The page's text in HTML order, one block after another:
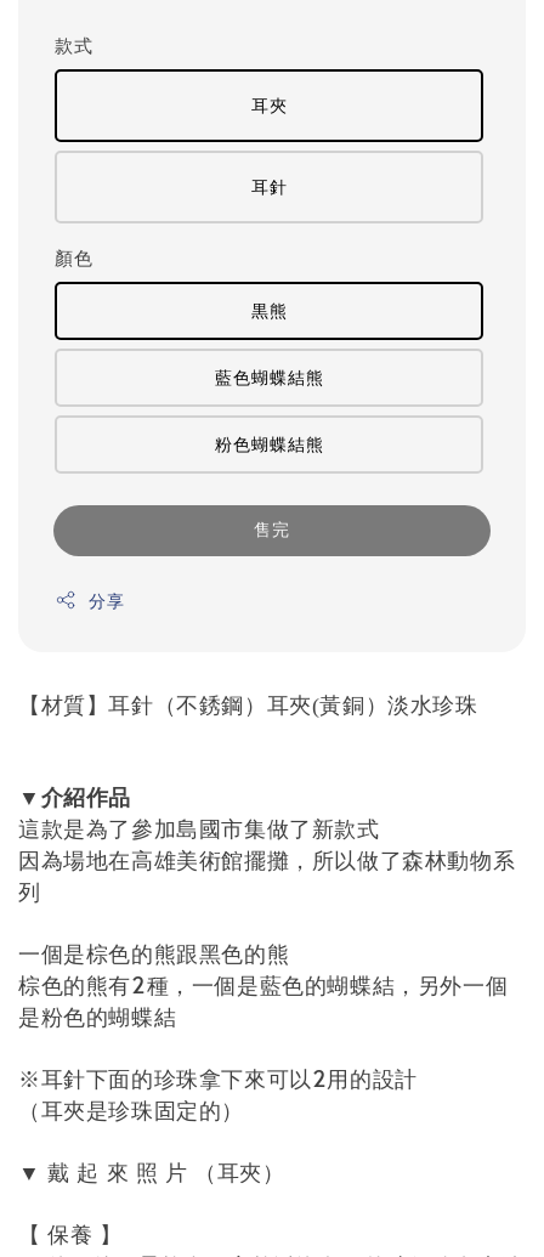
款式
耳夾
耳針
顏色
黒熊
藍色蝴蝶結熊
粉色蝴蝶結熊
售完
分享
【材質】耳針（不銹鋼）耳夾(黃銅）淡水珍珠
▼ 介紹作品
這款是為了參加島國市集做了新款式
因為場地在高雄美術館擺攤，所以做了森林動物系
列
一個是棕色的熊跟黑色的熊
棕色的熊有2種，一個是藍色的蝴蝶結， 另外一個
是粉色的蝴蝶結
※耳針下面的珍珠拿下來可以2用的設計
（耳夾是珍珠固定的）
▼戴 起 來 照 片 （耳夾）
【 保養 】